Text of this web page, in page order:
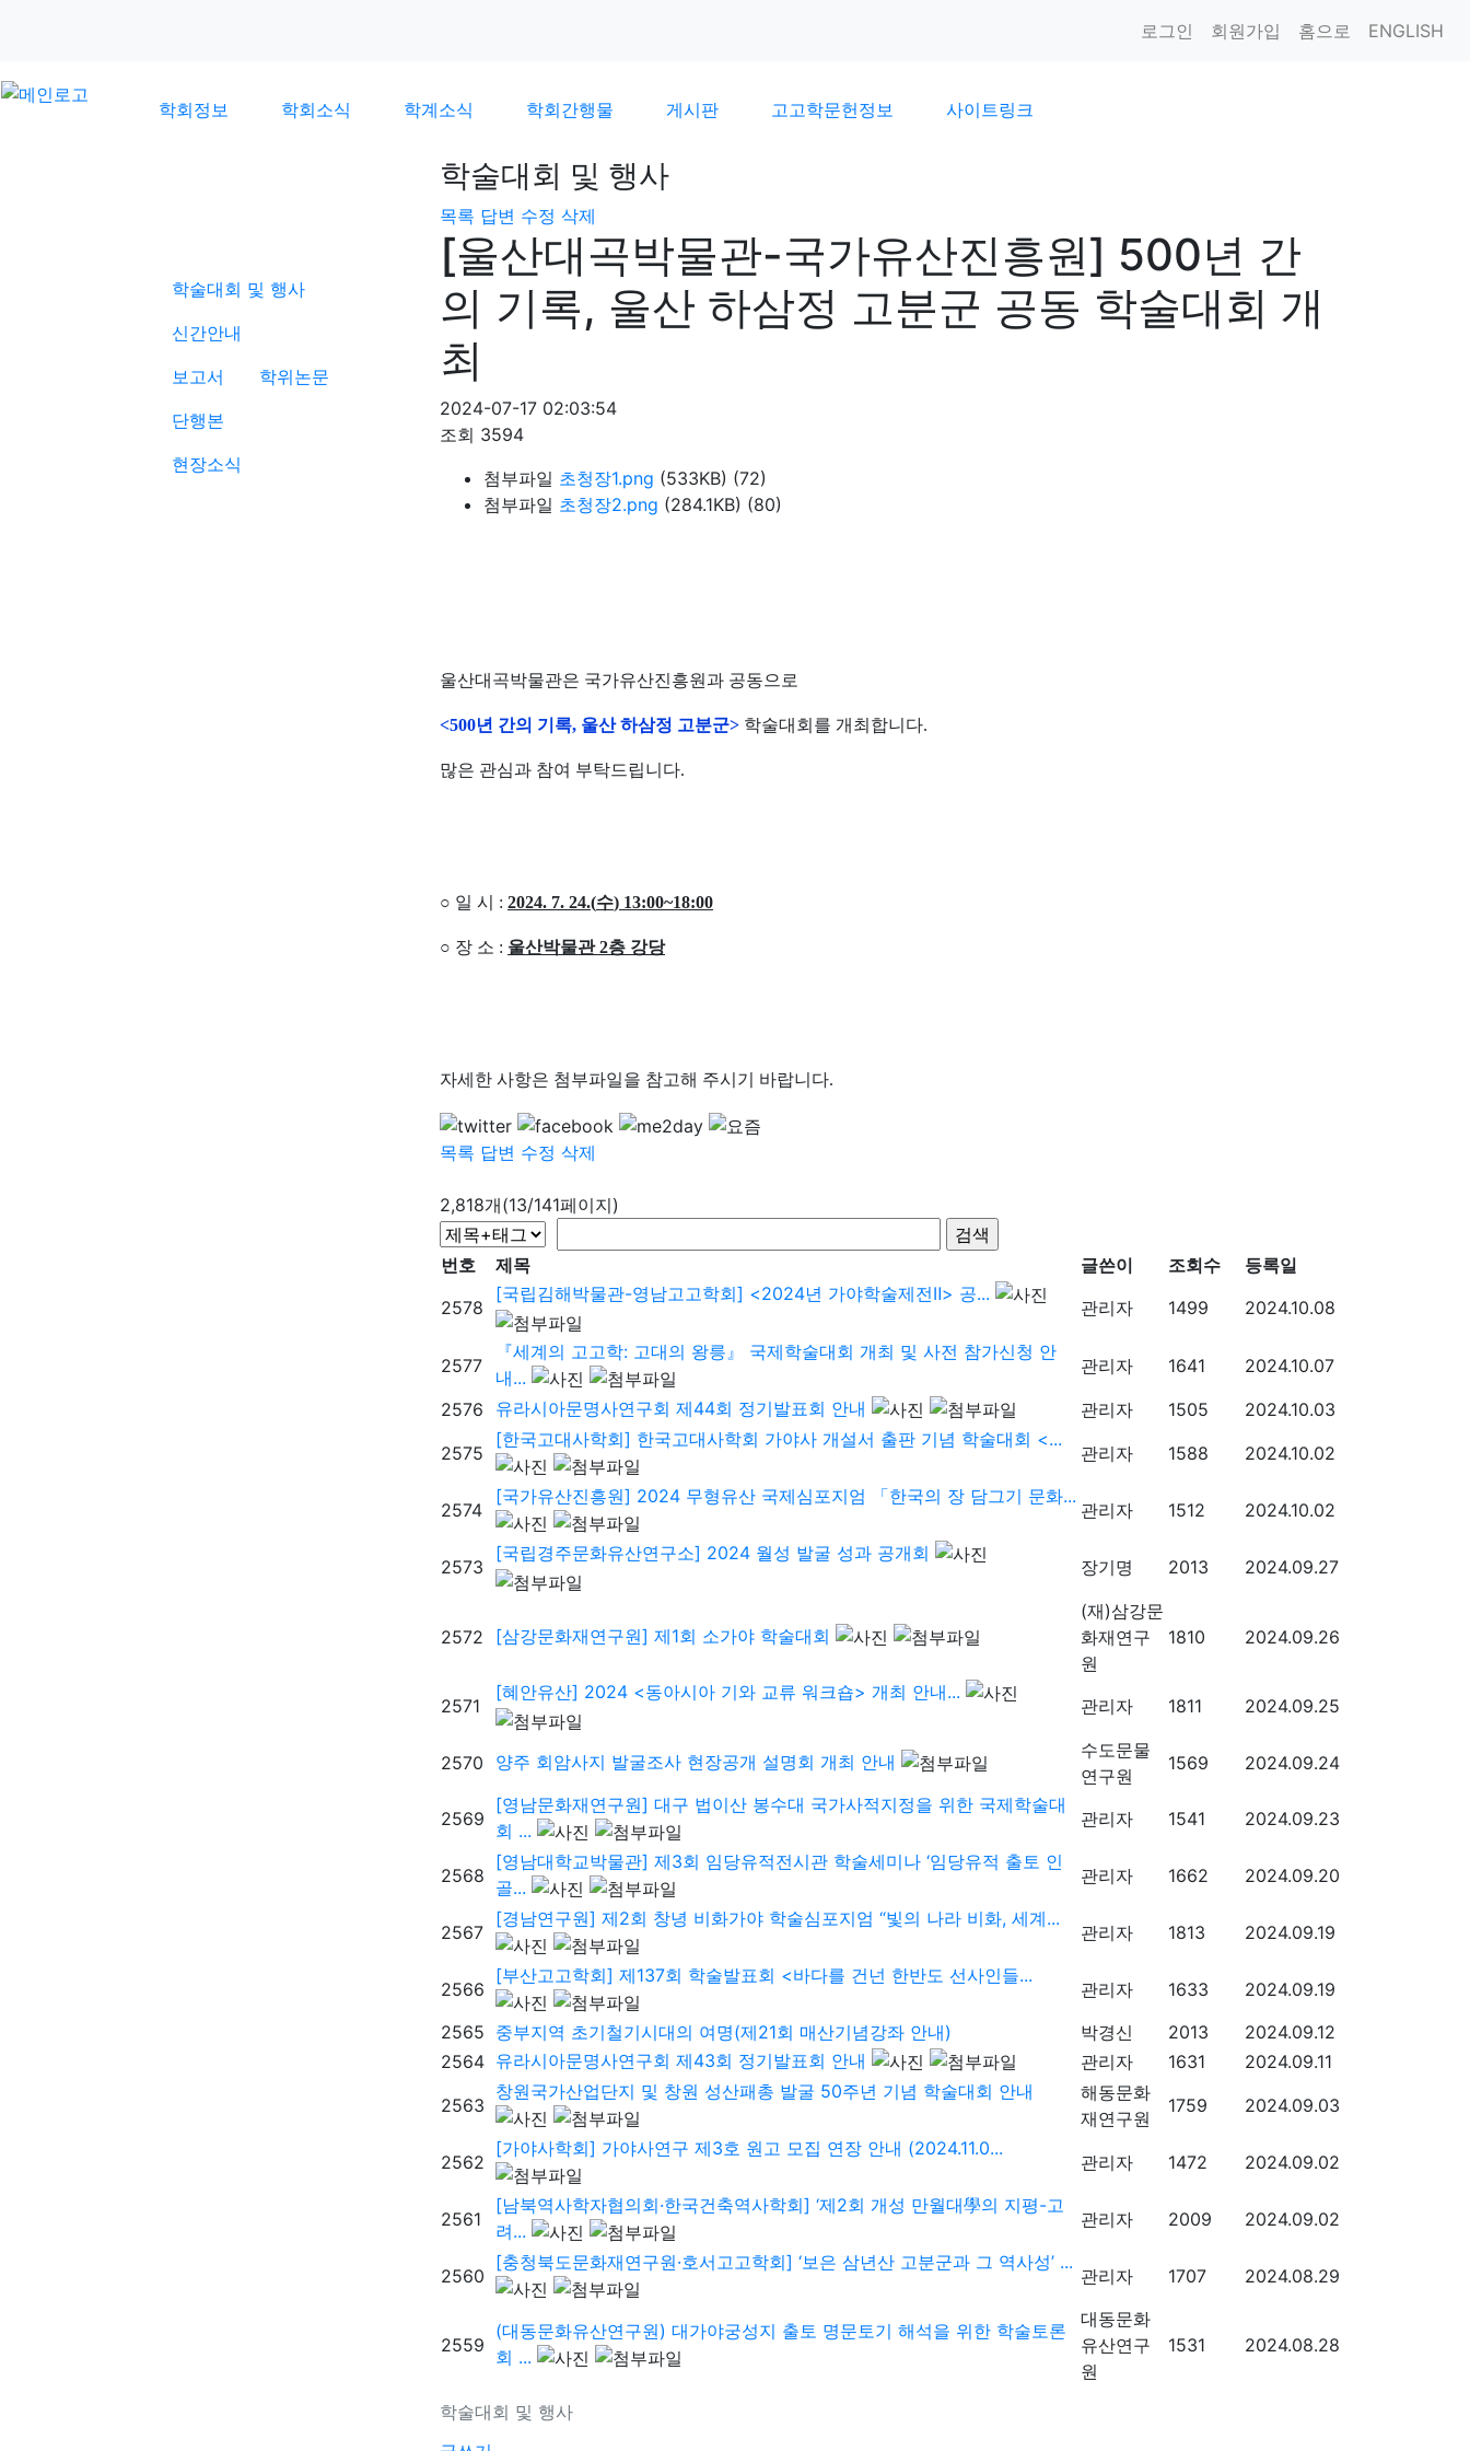
로그인 회원가입 홈으로 ENGLISH
학회정보 학회소식 학계소식 학회간행물 게시판 고고학문헌정보 사이트링크
학술대회 및 행사
신간안내
보고서
학위논문
단행본
현장소식
학술대회 및 행사
목록 답변 수정 삭제
[울산대곡박물관-국가유산진흥원] 500년 간
의 기록, 울산 하삼정 고분군 공동 학술대회 개
최
2024-07-17 02:03:54
조회 3594
첨부파일 초청장1.png (533KB) (72)
첨부파일 초청장2.png (284.1KB) (80)
울산대곡박물관은 국가유산진흥원과 공동으로
<500년 간의 기록, 울산 하삼정 고분군> 학술대회를 개최합니다.
많은 관심과 참여 부탁드립니다.
○ 일 시 : 2024. 7. 24.(수) 13:00~18:00
○ 장 소 : 울산박물관2층 강당
자세한 사항은 첨부파일을 참고해 주시기 바랍니다.
목록 답변 수정 삭제
2,818개(13/141페이지)
학술대회 및 행사
번호 제목 글쓴이 조회수
등록일
2578
[국립김해박물관-영남고고학회] <2024년 가야학술제전Ⅱ> 공...
관리자 1499 2024.10.08
2577
『세계의 고고학: 고대의 왕릉』 국제학술대회 개최 및 사전 참가신청 안
내...
관리자 1641
2024.10.07
2576
유라시아문명사연구회 제44회 정기발표회 안내 관리자 1505
2024.10.03
2575
[한국고대사학회] 한국고대사학회 가야사 개설서 출판 기념 학술대회 <...
관리자 1588 2024.10.02
2574
[국가유산진흥원] 2024 무형유산 국제심포지엄 「한국의 장 담그기 문화...
관리자 1512 2024.10.02
2573
[국립경주문화유산연구소] 2024 월성 발굴 성과 공개회
장기명 2013 2024.09.27
2572 [삼강문화재연구원] 제1회 소가야 학술대회
(재)삼강문
화재연구
원
1810 2024.09.26
2571
[혜안유산] 2024 <동아시아 기와 교류 워크숍> 개최 안내...
관리자 1811 2024.09.25
2570 양주 회암사지 발굴조사 현장공개 설명회 개최 안내
수도문물
연구원
1569 2024.09.24
2569
[영남문화재연구원] 대구 법이산 봉수대 국가사적지정을 위한 국제학술대
회 ...
관리자 1541 2024.09.23
2568
[영남대학교박물관] 제3회 임당유적전시관 학술세미나 ‘임당유적 출토 인
골...
관리자 1662 2024.09.20
2567
[경남연구원] 제2회 창녕 비화가야 학술심포지엄 “빛의 나라 비화, 세계...
관리자 1813 2024.09.19
2566
[부산고고학회] 제137회 학술발표회 <바다를 건넌 한반도 선사인들...
관리자 1633
2024.09.19
2565 중부지역 초기철기시대의 여명(제21회 매산기념강좌 안내) 박경신 2013
2024.09.12
2564 유라시아문명사연구회 제43회 정기발표회 안내 관리자 1631
2024.09.11
2563
창원국가산업단지 및 창원 성산패총 발굴 50주년 기념 학술대회 안내
해동문화
재연구원
1759 2024.09.03
2562
[가야사학회] 가야사연구 제3호 원고 모집 연장 안내 (2024.11.0...
관리자 1472 2024.09.02
2561
[남북역사학자협의회·한국건축역사학회] ‘제2회 개성 만월대學의 지평-고
려...
관리자 2009 2024.09.02
2560
[충청북도문화재연구원·호서고고학회] ‘보은 삼년산 고분군과 그 역사성’ ...
관리자 1707 2024.08.29
2559
(대동문화유산연구원) 대가야궁성지 출토 명문토기 해석을 위한 학술토론
회 ...
대동문화
유산연구
원
1531 2024.08.28